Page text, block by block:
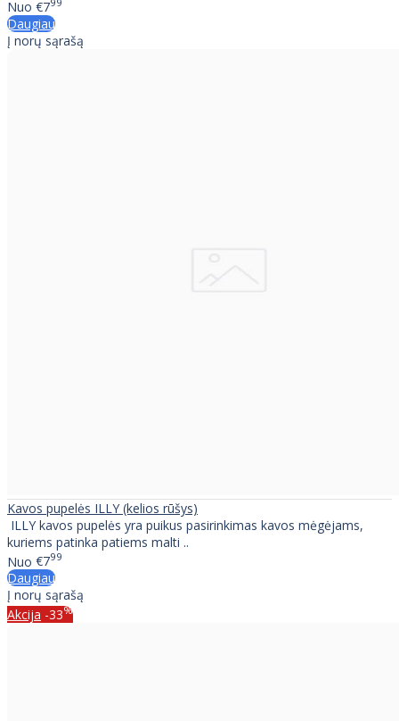
Nuo €7
Daugiau
Į norų sąrašą
Kavos pupelės ILLY (kelios rūšys)
ILLY kavos pupelės yra puikus pasirinkimas kavos mėgėjams,
kuriems patinka patiems malti ..
Nuo €799
Daugiau
Į norų sąrašą
Akcija -33%